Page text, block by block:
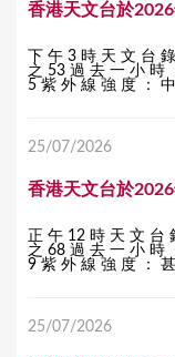
香港天文台於
下 午 3 時 天 文 台
之 53 過 去 一 小 時
5 紫 外 線 強 度 ：
25/07/2026
香港天文台於
正 午 12 時 天 文 台
之 68 過 去 一 小 時
9 紫 外 線 強 度 ：
25/07/2026